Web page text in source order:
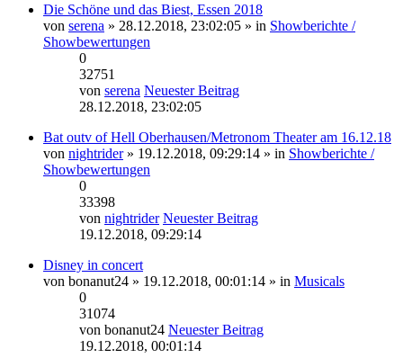
Die Schöne und das Biest, Essen 2018
von serena » 28.12.2018, 23:02:05 » in Showberichte /
Showbewertungen
0
32751
von serena Neuester Beitrag
28.12.2018, 23:02:05
Bat outv of Hell Oberhausen/Metronom Theater am 16.12.18
von nightrider» 19.12.2018, 09:29:14 » in Showberichte /
Showbewertungen
0
33398
von nightrider Neuester Beitrag
19.12.2018, 09:29:14
Disney in concert
von bonanut24 » 19.12.2018, 00:01:14 » in Musicals
0
31074
von bonanut24 Neuester Beitrag
19.12.2018, 00:01:14